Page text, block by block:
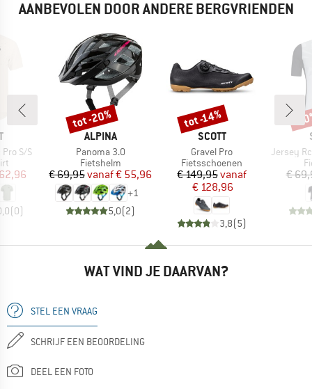
AANBEVOLEN DOOR ANDERE BERGVRIENDEN
Pro S/S
prijs
(0)
MERK
ALPINA
Artikel
Panoma 3.0
Productgroep
Fietshelm
Prijs
€ 69,95 Verlaagde prijs
vanaf€ 55,96
+1
5,0(2)
Korting
tot -20%
MERK
SCOTT
Artikel
Gravel Pro
Productgroep
Fietsschoenen
Prijs
€ 149,95Verlaagde prijs
vanaf
€ 128,96
3,8(5)
Korting
tot -14%
Artikel
Jersey
€
-
WAT VIND JE DAARVAN?
STEL EEN VRAAG
SCHRIJF EEN BEOORDELING
DEEL EEN FOTO